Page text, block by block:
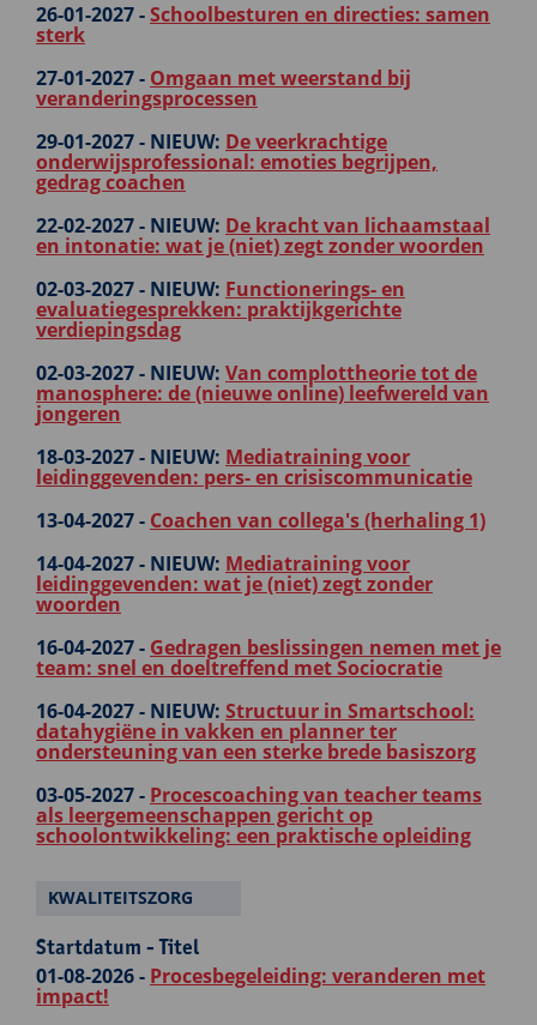
26-01-2027 -Schoolbesturen en directies: samen
sterk
27-01-2027 - Omgaan met weerstand bij
veranderingsprocessen
29-01-2027 - NIEUW: De veerkrachtige
onderwijsprofessional: emoties begrijpen,
gedrag coachen
22-02-2027 - NIEUW: De kracht van lichaamstaal
en intonatie: wat je (niet) zegt zonder woorden
02-03-2027 - NIEUW: Functionerings- en
evaluatiegesprekken: praktijkgerichte
verdiepingsdag
02-03-2027 - NIEUW: Van complottheorie tot de
manosphere: de (nieuwe online) leefwereld van
jongeren
18-03-2027 - NIEUW: Mediatraining voor
leidinggevenden: pers- en crisiscommunicatie
13-04-2027 - Coachen van collega's (herhaling 1)
14-04-2027 - NIEUW: Mediatraining voor
leidinggevenden: wat je (niet) zegt zonder
woorden
16-04-2027 - Gedragen beslissingen nemen met je
team: snel en doeltreffend met Sociocratie
16-04-2027 - NIEUW: Structuur in Smartschool:
datahygiëne in vakken en planner ter
ondersteuning van een sterke brede basiszorg
03-05-2027 - Procescoaching van teacher teams
als leergemeenschappen gericht op
schoolontwikkeling: een praktische opleiding
KWALITEITSZORG
Startdatum - Titel
01-08-2026 - Procesbegeleiding: veranderen met
impact!